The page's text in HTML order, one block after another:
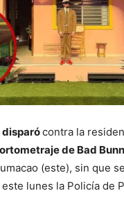
contra la
de Bad
(este), sin que
lunes la Policía de